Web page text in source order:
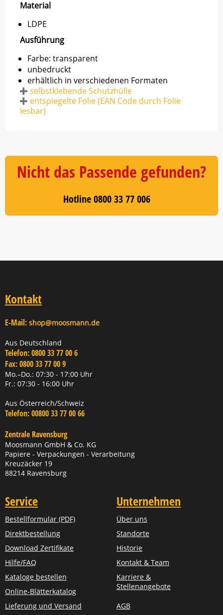
Material
LDPE
Ausführung
Farbe: transparent
unbedruckt
erhältlich in verschiedenen Formaten
selbstklebende Schutzhülle
entspiegelte Folie (EAN Code durch Folie
lesbar)
Nicht das Passende gefunden?
Hotline 0800 33 77 006
Kontakt
E-Mail: shop@moosmann.de
Aus Deutschland
Telefon:0800 33 77 00 6
Fax:0800 33 77 00 9
Mo.–Do.: 07:30 - 17:00 Uhr
Fr.: 07:30 - 16:00 Uhr
Aus Österreich/Schweiz
Telefon:00800 33 77 00 66
Zentrale Ravensburg
Moosmann GmbH & Co. KG
Papiere - Verpackungen - Verarbeitung
Kreuzäcker 19
88214 Ravensburg
Service
Bestellformular (PDF)
Direktbestellung
Download Zertifikate
Hilfe/FAQ
Kataloge bestellen
Online-Blätterkatalog
Lieferung und Versand
Unternehmen
Über uns
Standorte
Historie
Kontakt & Team
Karriere &
Stellenangebote
AGB